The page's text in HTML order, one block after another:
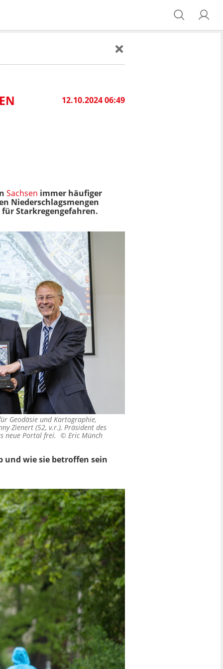
12.10.2024 06:49
Sachsen immer häufiger
Niederschlagsmengen
Starkregengefahren.
Geodäsie und Kartographie,
Zienert (52, v.r.), Präsident des
neue Portal frei. © Eric Münch
und wie sie betroffen sein